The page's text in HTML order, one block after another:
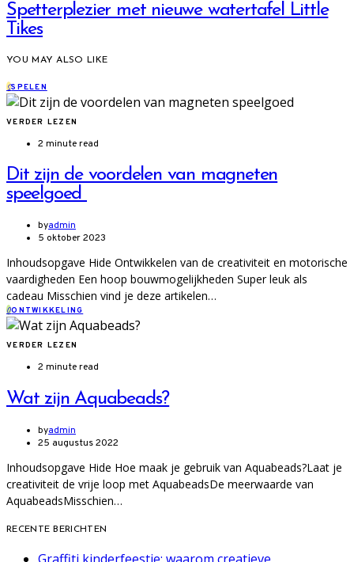
Spetterplezier met nieuwe watertafel Little
Tikes
YOU MAY ALSO LIKE
SSPELEN
VERDER LEZEN
2 minute read
Dit zijn de voordelen van magneten
speelgoed
byadmin
5 oktober 2023
Inhoudsopgave Hide Ontwikkelen van de creativiteit en motorische
vaardigheden Een hoop bouwmogelijkheden Super leuk als
cadeau Misschien vind je deze artikelen…
OONTWIKKELING
VERDER LEZEN
2 minute read
Wat zijn Aquabeads?
byadmin
25 augustus 2022
Inhoudsopgave Hide Hoe maak je gebruik van Aquabeads?Laat je
creativiteit de vrije loop met AquabeadsDe meerwaarde van
AquabeadsMisschien…
RECENTE BERICHTEN